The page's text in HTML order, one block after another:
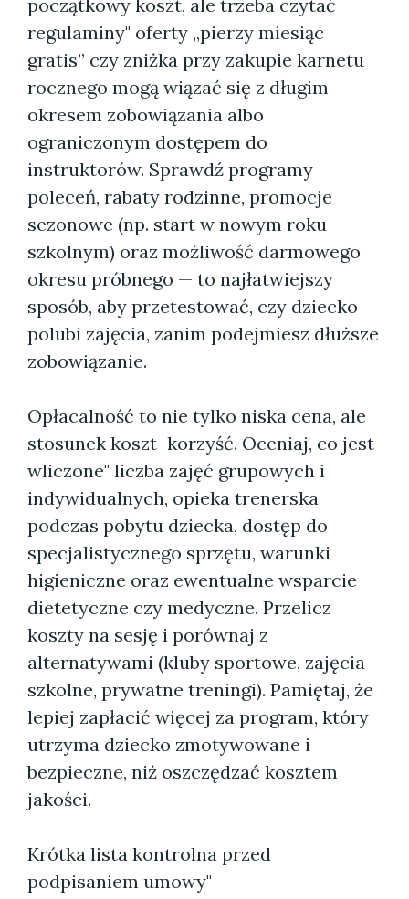
początkowy koszt, ale trzeba czytać
regulaminy" oferty „pierzy miesiąc
gratis” czy zniżka przy zakupie karnetu
rocznego mogą wiązać się z długim
okresem zobowiązania albo
ograniczonym dostępem do
instruktorów. Sprawdź programy
poleceń, rabaty rodzinne, promocje
sezonowe (np. start w nowym roku
szkolnym) oraz możliwość darmowego
okresu próbnego — to najłatwiejszy
sposób, aby przetestować, czy dziecko
polubi zajęcia, zanim podejmiesz dłuższe
zobowiązanie.
Opłacalność to nie tylko niska cena, ale
stosunek koszt–korzyść. Oceniaj, co jest
wliczone" liczba zajęć grupowych i
indywidualnych, opieka trenerska
podczas pobytu dziecka, dostęp do
specjalistycznego sprzętu, warunki
higieniczne oraz ewentualne wsparcie
dietetyczne czy medyczne. Przelicz
koszty na sesję i porównaj z
alternatywami (kluby sportowe, zajęcia
szkolne, prywatne treningi). Pamiętaj, że
lepiej zapłacić więcej za program, który
utrzyma dziecko zmotywowane i
bezpieczne, niż oszczędzać kosztem
jakości.
Krótka lista kontrolna przed
podpisaniem umowy"